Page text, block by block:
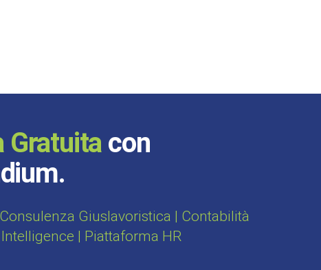
Gratuita con
Giuslavoristica | Contabilità
| Piattaforma HR